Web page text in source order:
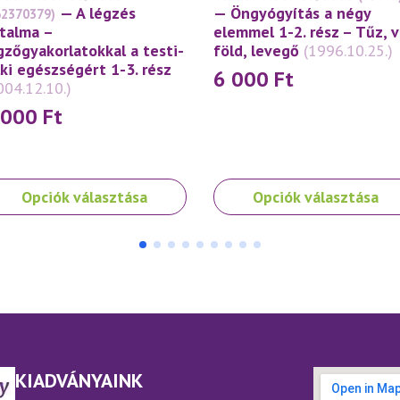
— A légzés
–
a testi-
egészségért 1-3. rész
Ft
Opciók választása
— Öngyógyítás a négy
elemmel 1-2. rész – Tűz,
föld, levegő (1996.10.25.)
6 000 Ft
Opciók választása
Ennek
a
több
A
KIADVÁNYAINK